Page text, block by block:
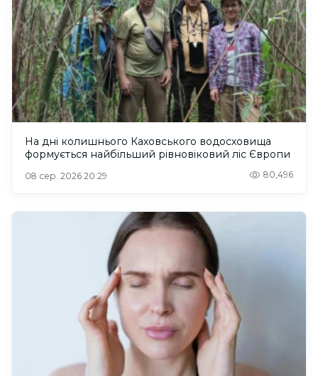
На дні колишнього Каховського водосховища
формується найбільший рівновіковий ліс Європи
08 сер. 2026 20:29 80,496